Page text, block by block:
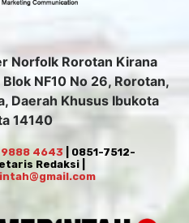
Norfolk Rorotan Kirana
NF10 No 26, Rorotan,
Daerah Khusus Ibukota
14140
4643 | 0851-7512-
Redaksi |